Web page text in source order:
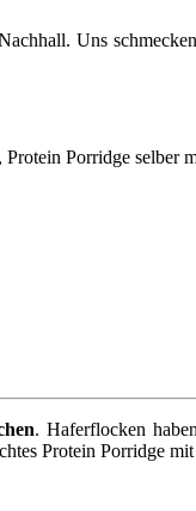
Uns
. Haferflocken
Protein Porridge mit